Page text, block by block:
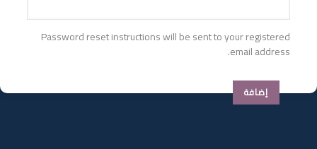
Password reset instructions will be sent to your registered
email address.